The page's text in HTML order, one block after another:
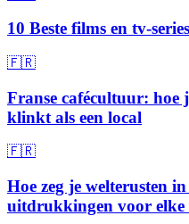
10 Beste films en tv-
🇫🇷
Franse cafécultuur: hoe
klinkt als een local
🇫🇷
Hoe zeg je welterusten
uitdrukkingen voor elke